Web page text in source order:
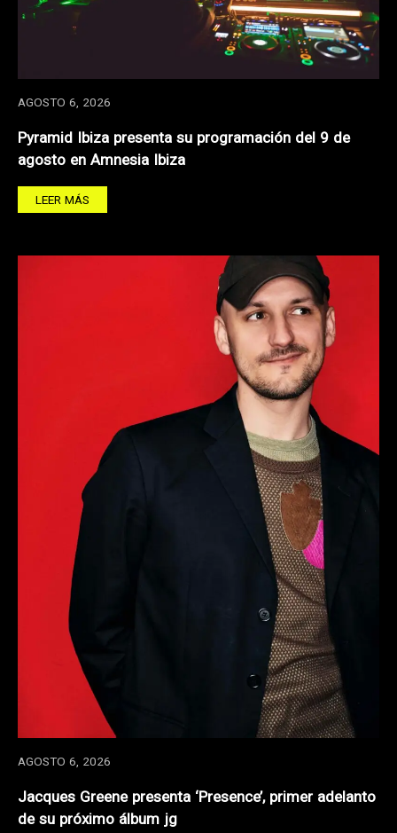
AGOSTO 6, 2026
Pyramid Ibiza presenta su programación del 9 de
agosto en Amnesia Ibiza
LEER MÁS
AGOSTO 6, 2026
Jacques Greene presenta ‘Presence’, primer adelanto
de su próximo álbum jg